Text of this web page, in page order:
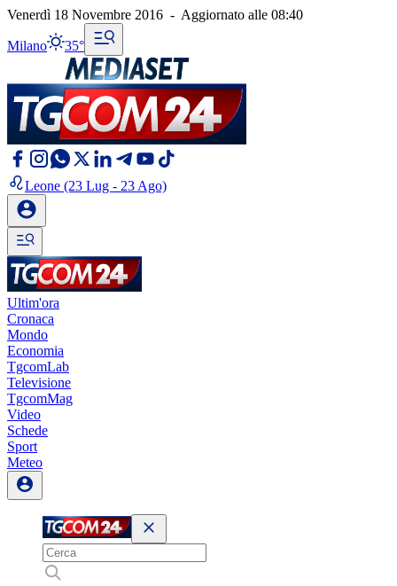
Venerdì 18 Novembre 2016 - Aggiornato alle 08:40
Milano 35°
Leone (23 Lug - 23 Ago)
Ultim'ora
Cronaca
Mondo
Economia
TgcomLab
Televisione
TgcomMag
Video
Schede
Sport
Meteo